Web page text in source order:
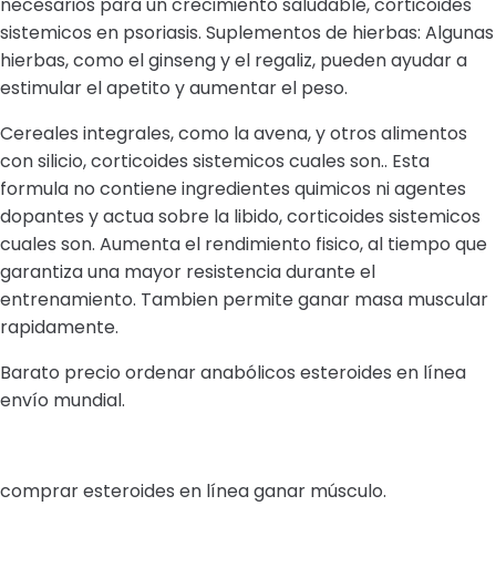
necesarios para un crecimiento saludable, corticoides
sistemicos en psoriasis. Suplementos de hierbas: Algunas
hierbas, como el ginseng y el regaliz, pueden ayudar a
estimular el apetito y aumentar el peso.
Cereales integrales, como la avena, y otros alimentos
con silicio, corticoides sistemicos cuales son.. Esta
formula no contiene ingredientes quimicos ni agentes
dopantes y actua sobre la libido, corticoides sistemicos
cuales son. Aumenta el rendimiento fisico, al tiempo que
garantiza una mayor resistencia durante el
entrenamiento. Tambien permite ganar masa muscular
rapidamente.
Barato precio ordenar anabólicos esteroides en línea
envío mundial.
comprar esteroides en línea ganar músculo.